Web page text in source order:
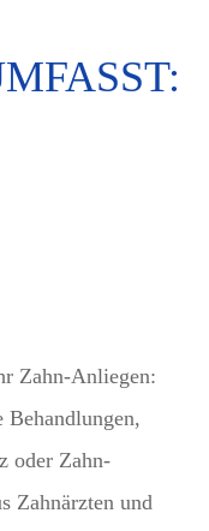
Zahn-Anliegen:
Behandlungen,
oder Zahn-
Zahnärzten und